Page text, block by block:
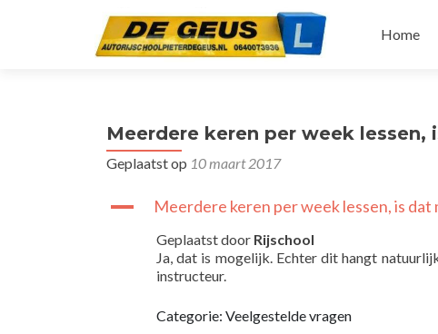
de
Home
Meerdere keren per week lessen,
Geplaatst op 10 maart 2017
A Meerdere keren per week lessen, is dat
Geplaatst door Rijschool
Ja, dat is mogelijk. Echter dit hangt
instructeur.
Categorie: Veelgestelde vragen